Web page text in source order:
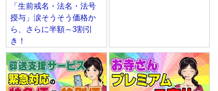
「生前戒名・法名・法号
授与」涙そうそう価格か
ら、さらに半額～3割引
き！